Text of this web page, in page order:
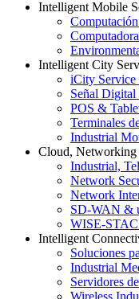
Intelligent Mobile
Intelligent City
iCity
Señal
POS &
Terminales
Industrial
Cloud, Networking
Industrial,
Network
Network
SD-WAN &
WISE-
Intelligent
Soluciones
Industrial
Servidores
Wireless